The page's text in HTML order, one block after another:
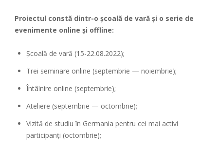
Proiectul constă dintr-o școală de vară și o serie de
evenimente online și offline:
Școală de vară (15-22.08.2022);
Trei seminare online (septembrie — noiembrie);
Întâlnire online (septembrie);
Ateliere (septembrie — octombrie);
Vizită de studiu în Germania pentru cei mai activi
participanți (octombrie);